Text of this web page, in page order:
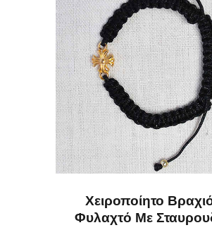
Χειροποίητο
Φυλαχτό Με